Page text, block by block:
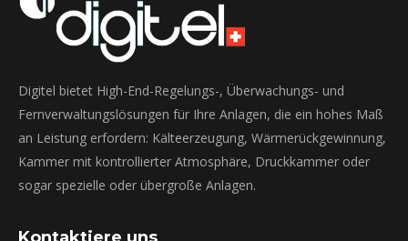
Digitel bietet High-End-Regelungs-, Überwachungs- und
Fernverwaltungslösungen für Ihre Anlagen, die ein hohes Maß
an Leistung erfordern: Kälteerzeugung, Wärmerückgewinnung,
Kammer mit kontrollierter Atmosphäre, Druckkammer oder
sogar spezielle oder übergroße Anlagen.